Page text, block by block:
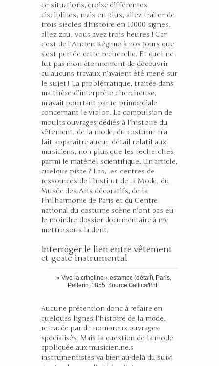
de situations, croise différentes
disciplines, mais en plus, allez traiter de
trois siècles d’histoire en 10000 signes,
allez zou, vous avez trois heures ! Car
c’est de l’Ancien Régime à nos jours que
s’est portée cette recherche. Et quel ne
fut pas mon étonnement de découvrir
qu’aucuns travaux n’avaient été mené sur
le sujet ! La problématique, traitée dans
ma thèse d’interprète-chercheuse,
m’avait pourtant parue primordiale
concernant le violon. La compulsion de
moults ouvrages dédiés à l’histoire du
vêtement, de la mode, du costume n’a
fait apparaître aucun détail relatif aux
musiciens, non plus que les recherches
parmi le matériel scientifique. Un article,
quelque piste ? Las, les centres de
ressources de l’Institut de la Mode, du
Musée des Arts décoratifs, de la
Philharmonie de Paris et du Centre
national du costume scène n’ont pas eu
le moindre dossier documentaire à me
mettre sous la dent.
Interroger le lien entre vêtement
et geste instrumental
« Vive la crinoline», estampe (détail), Paris,
Pellerin, 1855. Source Gallica/BnF
Aucune prétention donc à refaire en
quelques lignes l’histoire de la mode,
retracée par de nombreux ouvrages
spécialisés. Mais la question de la mode
appliquée aux musicien.ne.s
instrumentistes va bien au-delà du suivi